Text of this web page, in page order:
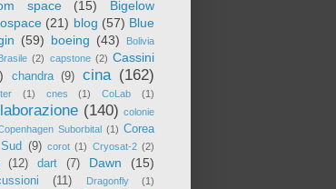
space (15)
Bigelow
(21) blog (57) Blue
(59) boeing (43)
Bolivia
(2) capstone (2) Cassini
chandra (9) cina (162)
(1) cnes (1) CoLab (1)
(140) colonie
Suborbital (1) Corea
(9) corot (1) Cryosat-2 (2)
(12) dart (7) Dawn (15)
(11) Dragonfly (1)